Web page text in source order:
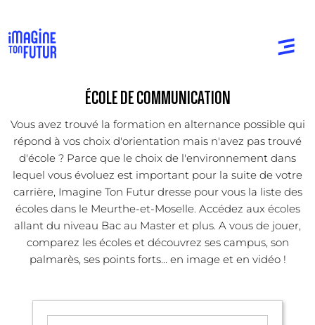
ÉCOLE DE COMMUNICATION
Vous avez trouvé la formation en alternance possible qui
répond à vos choix d'orientation mais n'avez pas trouvé
d'école ? Parce que le choix de l'environnement dans
lequel vous évoluez est important pour la suite de votre
carrière, Imagine Ton Futur dresse pour vous la liste des
écoles dans le Meurthe-et-Moselle. Accédez aux écoles
allant du niveau Bac au Master et plus. A vous de jouer,
comparez les écoles et découvrez ses campus, son
palmarès, ses points forts... en image et en vidéo !